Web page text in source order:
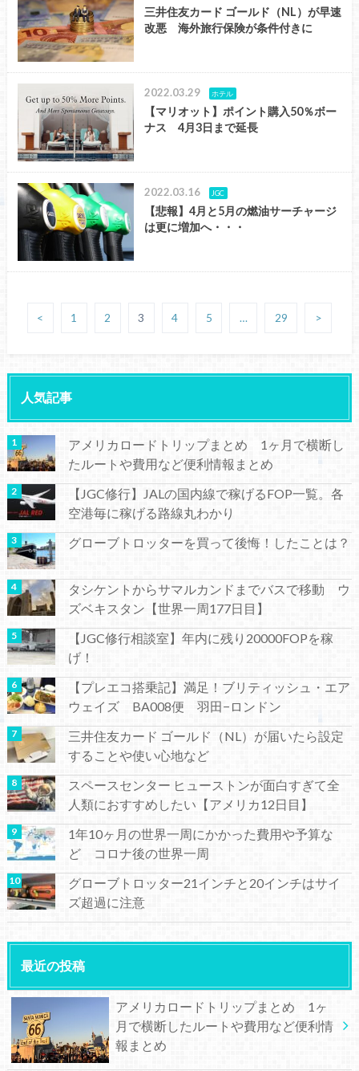
三井住友カード ゴールド（NL）が早速
改悪 海外旅行保険が条件付きに
2022.03.29 ホテル
【マリオット】ポイント購入50％ボー
ナス 4月3日まで延長
2022.03.16 JGC
【悲報】4月と5月の燃油サーチャージ
は更に増加へ・・・
< 1 2 3 4 5 … 29 >
人気記事
アメリカロードトリップまとめ 1ヶ月で横断し
たルートや費用など便利情報まとめ
【JGC修行】JALの国内線で稼げるFOP一覧。各
空港毎に稼げる路線丸わかり
グローブトロッターを買って後悔！したことは？
タシケントからサマルカンドまでバスで移動 ウ
ズベキスタン【世界一周177日目】
【JGC修行相談室】年内に残り20000FOPを稼
げ！
【プレエコ搭乗記】満足！ブリティッシュ・エア
ウェイズ BA008便 羽田−ロンドン
三井住友カード ゴールド（NL）が届いたら設定
することや使い心地など
スペースセンター ヒューストンが面白すぎて全
人類におすすめしたい【アメリカ12日目】
1年10ヶ月の世界一周にかかった費用や予算な
ど コロナ後の世界一周
グローブトロッター21インチと20インチはサイ
ズ超過に注意
最近の投稿
アメリカロードトリップまとめ 1ヶ
月で横断したルートや費用など便利情
報まとめ